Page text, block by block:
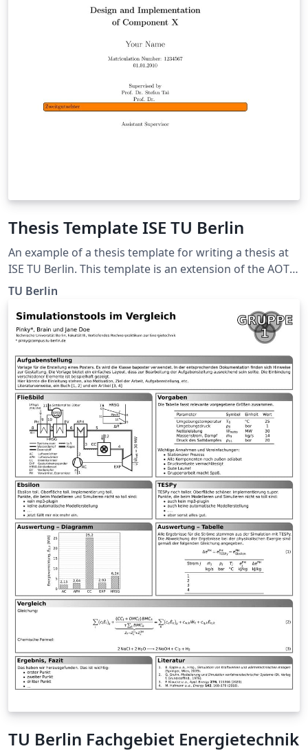
Thesis Template ISE TU Berlin
An example of a thesis template for writing a thesis at
ISE TU Berlin. This template is an extension of the AOT
thesis template from TU Berlin.
TU Berlin
TU Berlin Fachgebiet Energietechnik